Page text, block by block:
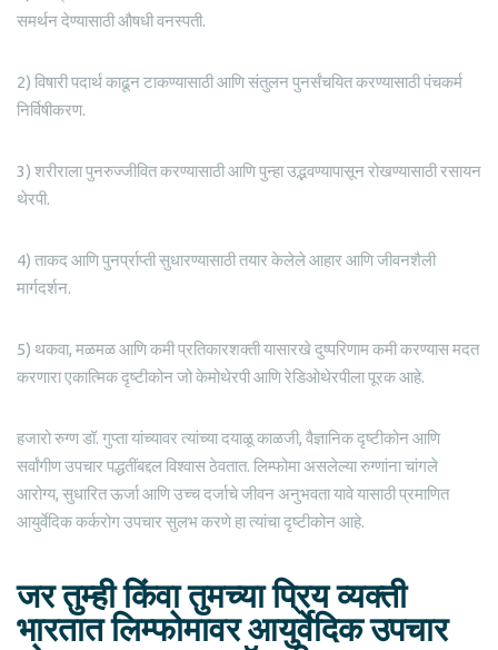
समर्थन देण्यासाठी औषधी वनस्पती.
2) विषारी पदार्थ काढून टाकण्यासाठी आणि संतुलन पुनर्संचयित करण्यासाठी पंचकर्म
निर्विषीकरण.
3) शरीराला पुनरुज्जीवित करण्यासाठी आणि पुन्हा उद्भवण्यापासून रोखण्यासाठी रसायन
थेरपी.
4) ताकद आणि पुनर्प्राप्ती सुधारण्यासाठी तयार केलेले आहार आणि जीवनशैली
मार्गदर्शन.
5) थकवा, मळमळ आणि कमी प्रतिकारशक्ती यासारखे दुष्परिणाम कमी करण्यास मदत
करणारा एकात्मिक दृष्टीकोन जो केमोथेरपी आणि रेडिओथेरपीला पूरक आहे.
हजारो रुग्ण डॉ. गुप्ता यांच्यावर त्यांच्या दयाळू काळजी, वैज्ञानिक दृष्टीकोन आणि
सर्वांगीण उपचार पद्धतींबद्दल विश्वास ठेवतात. लिम्फोमा असलेल्या रुग्णांना चांगले
आरोग्य, सुधारित ऊर्जा आणि उच्च दर्जाचे जीवन अनुभवता यावे यासाठी प्रमाणित
आयुर्वेदिक कर्करोग उपचार सुलभ करणे हा त्यांचा दृष्टीकोन आहे.
जर तुम्ही किंवा तुमच्या प्रिय व्यक्ती
भारतात लिम्फोमावर आयुर्वेदिक उपचार